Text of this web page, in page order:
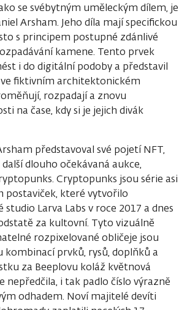
se svébytným uměleckým dílem, je
Arsham. Jeho díla mají specifickou
s principem postupné zdánlivé
kamene. Tento prvek
i do digitální podoby a představil
fiktivním architektonickém
rozpadají a znovu
na čase, kdy si je jejich divák
představoval své pojetí NFT,
dlouho očekávaná aukce,
Cryptopunks jsou série asi
postaviček, které vytvořilo
Larva Labs v roce 2017 a dnes
za kultovní. Tyto vizuálně
rozpixelované obličeje jsou
prvků, rysů, doplňků a
za Beeplovu koláž květnová
nepředčila, i tak padlo číslo výrazně
odhadem. Noví majitelé devíti